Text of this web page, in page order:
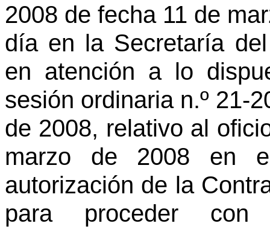
2008 de fecha 11 de
día en la Secretaría
en atención a lo
sesión ordinaria n.º 21-
de 2008, relativo al
marzo de 2008 en
autorización de la
para proceder con